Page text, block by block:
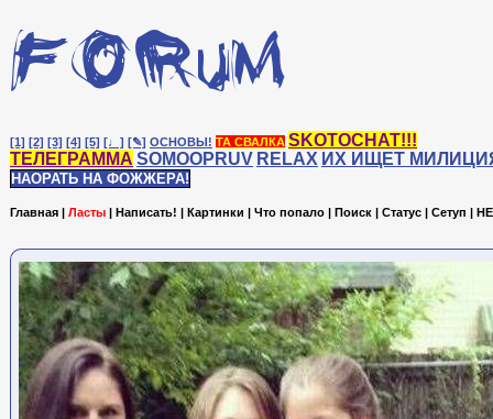
[1] [2] [3] [4] [5] [♩] [✎] ОСНОВЫ! ТА СВАЛКА SKOTOCHAT!!!
ТЕЛЕГРАММА SOMOOPRUV RELAX ИХ ИЩЕТ
НАОРАТЬ НА ФОЖЖЕРА!
Главная | Ласты | Написать! | Картинки | Что попало | Поиск | Статус | Сетуп |